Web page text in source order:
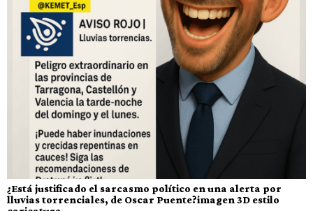
¿Está justificado el sarcasmo político en una alerta por
lluvias torrenciales, de Oscar Puente?imagen 3D estilo